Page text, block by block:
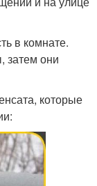
в комнате.
затем они
которые